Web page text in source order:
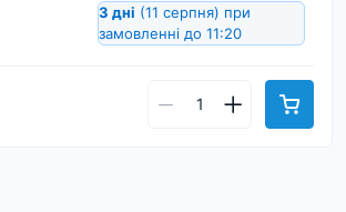
3 дні (11 серпня) при
замовленні до 11:20